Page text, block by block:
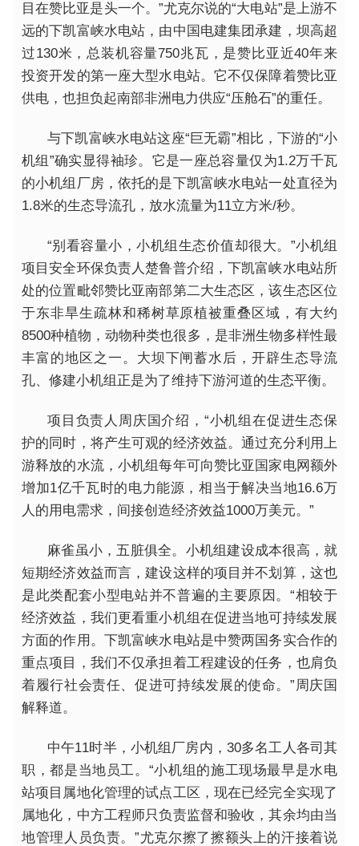
目在赞比亚是头一个。”尤克尔说的“大电站”是上游不
远的下凯富峡水电站，由中国电建集团承建，坝高超
过130米，总装机容量750兆瓦，是赞比亚近40年来
投资开发的第一座大型水电站。它不仅保障着赞比亚
供电，也担负起南部非洲电力供应“压舱石”的重任。
与下凯富峡水电站这座“巨无霸”相比，下游的“小
机组”确实显得袖珍。它是一座总容量仅为1.2万千瓦
的小机组厂房，依托的是下凯富峡水电站一处直径为
1.8米的生态导流孔，放水流量为11立方米/秒。
“别看容量小，小机组生态价值却很大。”小机组
项目安全环保负责人楚鲁普介绍，下凯富峡水电站所
处的位置毗邻赞比亚南部第二大生态区，该生态区位
于东非旱生疏林和稀树草原植被重叠区域，有大约
8500种植物，动物种类也很多，是非洲生物多样性最
丰富的地区之一。大坝下闸蓄水后，开辟生态导流
孔、修建小机组正是为了维持下游河道的生态平衡。
项目负责人周庆国介绍，“小机组在促进生态保
护的同时，将产生可观的经济效益。通过充分利用上
游释放的水流，小机组每年可向赞比亚国家电网额外
增加1亿千瓦时的电力能源，相当于解决当地16.6万
人的用电需求，间接创造经济效益1000万美元。”
麻雀虽小，五脏俱全。小机组建设成本很高，就
短期经济效益而言，建设这样的项目并不划算，这也
是此类配套小型电站并不普遍的主要原因。“相较于
经济效益，我们更看重小机组在促进当地可持续发展
方面的作用。下凯富峡水电站是中赞两国务实合作的
重点项目，我们不仅承担着工程建设的任务，也肩负
着履行社会责任、促进可持续发展的使命。”周庆国
解释道。
中午11时半，小机组厂房内，30多名工人各司其
职，都是当地员工。“小机组的施工现场最早是水电
站项目属地化管理的试点工区，现在已经完全实现了
属地化，中方工程师只负责监督和验收，其余均由当
地管理人员负责。”尤克尔擦了擦额头上的汗接着说